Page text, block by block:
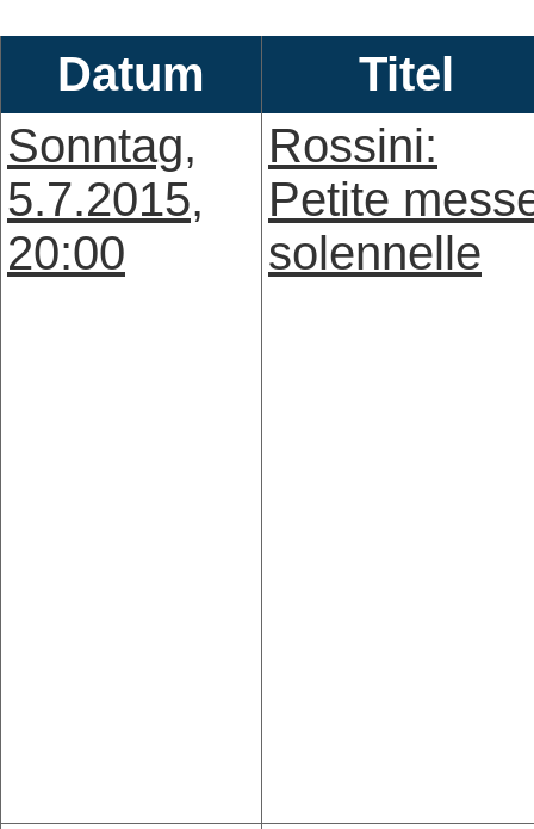
Datum
Titel
Sonntag,
5.7.2015,
20:00
Rossini:
Petite
solennelle